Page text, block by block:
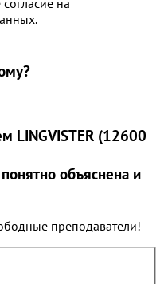
LINGVISTER (12600
объяснена и
преподаватели!